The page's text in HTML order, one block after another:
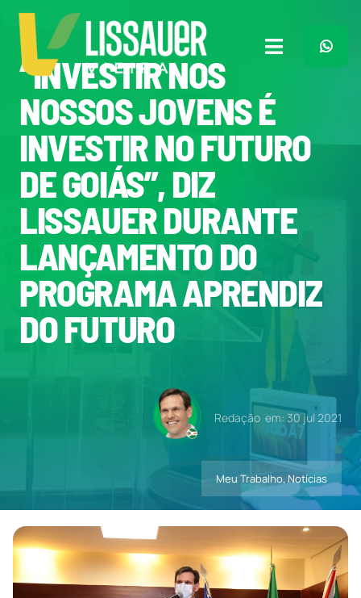
para
conteúdo
Toggle
Home
Plano de Governo
Meu Trabalho
O Que Penso
Quem Sou
“INVESTIR NOS
NOSSOS JOVENS É
INVESTIR NO FUTURO
DE GOIÁS”, DIZ
LISSAUER DURANTE
LANÇAMENTO DO
PROGRAMA APRENDIZ
DO FUTURO
Redação em: 30 jul 2021
Meu Trabalho, Notícias